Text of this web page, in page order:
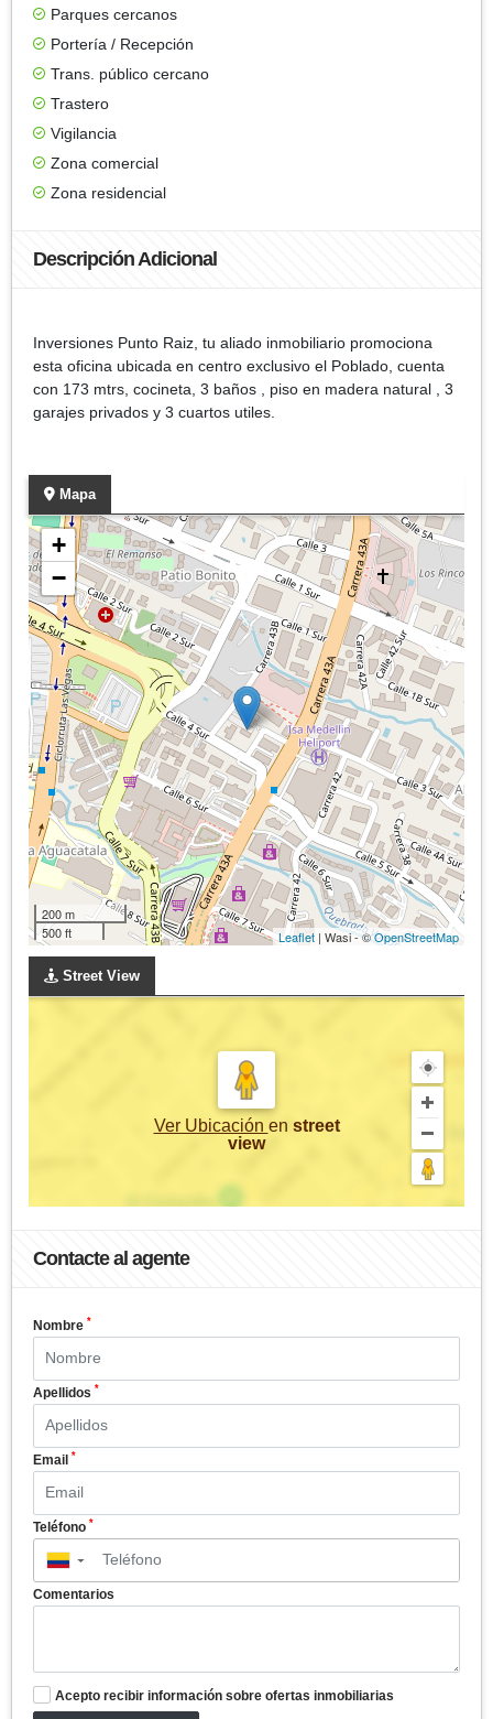
Parques cercanos
Portería / Recepción
Trans. público cercano
Trastero
Vigilancia
Zona comercial
Zona residencial
Descripción Adicional
Inversiones Punto Raiz, tu aliado inmobiliario promociona
esta oficina ubicada en centro exclusivo el Poblado, cuenta
con 173 mtrs, cocineta, 3 baños , piso en madera natural , 3
garajes privados y 3 cuartos utiles.
Mapa
+
−
200 m
500 ft
Leaflet | Wasi - ©OpenStreetMap
Street View
Ver Ubicación en street
view
Contacte al agente
Nombre *
Apellidos *
Email *
Teléfono *
▼
Comentarios
Acepto recibir información sobre ofertas inmobiliarias